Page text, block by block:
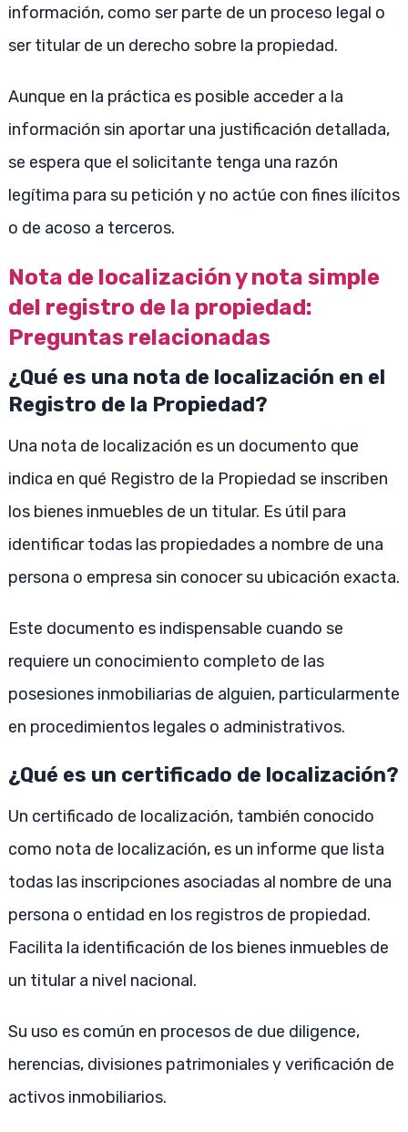
información, como ser parte de un proceso legal o
ser titular de un derecho sobre la propiedad.
Aunque en la práctica es posible acceder a la
información sin aportar una justificación detallada,
se espera que el solicitante tenga una razón
legítima para su petición y no actúe con fines ilícitos
o de acoso a terceros.
Nota de localización y nota simple
del registro de la propiedad:
Preguntas relacionadas
¿Qué es una nota de localización en el
Registro de la Propiedad?
Una nota de localización es un documento que
indica en qué Registro de la Propiedad se inscriben
los bienes inmuebles de un titular. Es útil para
identificar todas las propiedades a nombre de una
persona o empresa sin conocer su ubicación exacta.
Este documento es indispensable cuando se
requiere un conocimiento completo de las
posesiones inmobiliarias de alguien, particularmente
en procedimientos legales o administrativos.
¿Qué es un certificado de localización?
Un certificado de localización, también conocido
como nota de localización, es un informe que lista
todas las inscripciones asociadas al nombre de una
persona o entidad en los registros de propiedad.
Facilita la identificación de los bienes inmuebles de
un titular a nivel nacional.
Su uso es común en procesos de due diligence,
herencias, divisiones patrimoniales y verificación de
activos inmobiliarios.